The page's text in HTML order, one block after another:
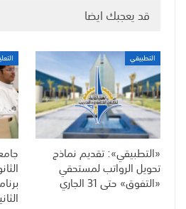
قد يعجبك ايضا
التطبيقي
«التطبيقي»: تقديم نماذج
تحويل الرواتب لمستحقي
«التفوق» حتى 31 الجاري